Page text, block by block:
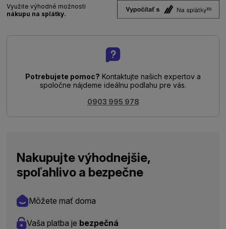
Využite výhodné možnosti
nákupu na splátky.
Potrebujete pomoc? Kontaktujte našich expertov a
spoločne nájdeme ideálnu podlahu pre vás.
0903 995 978
Nakupujte výhodnejšie,
spoľahlivo a bezpečne
Môžete mať doma
Vaša platba je bezpečná